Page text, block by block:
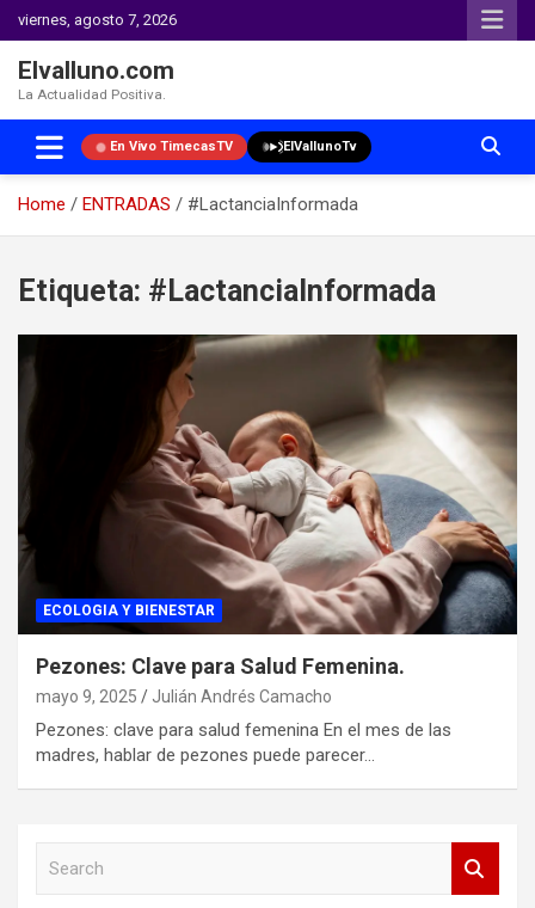
viernes, agosto 7, 2026
Elvalluno.com
La Actualidad Positiva.
En Vivo TimecasTV ElVallunoTv
Home ENTRADAS
#LactanciaInformada
content
Etiqueta: #LactanciaInformada
ECOLOGIA Y BIENESTAR
Pezones: Clave para Salud Femenina.
mayo 9, 2025 Julián Andrés Camacho
Pezones: clave para salud femenina En el mes de las
madres, hablar de pezones puede parecer…